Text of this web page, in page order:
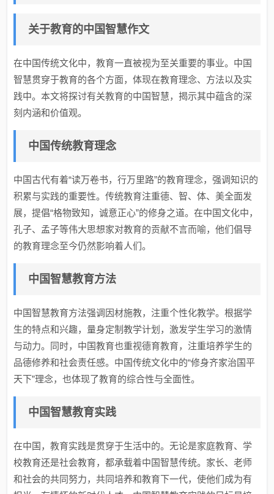
关于教育的中国智慧作文
在中国传统文化中，教育一直被视为至关重要的事业。中国
智慧贯穿于教育的各个方面，体现在教育理念、方法以及实
践中。本文将探讨有关教育的中国智慧，揭示其中蕴含的深
刻内涵和价值观。
中国传统教育理念
中国古代有着“读万卷书，行万里路”的教育理念，强调知识的
积累与实践的重要性。传统教育注重德、智、体、美全面发
展，提倡“格物致知，诚意正心”的修身之道。在中国文化中，
孔子、孟子等伟大思想家对教育的贡献不言而喻，他们倡导
的教育理念至今仍然影响着人们。
中国智慧教育方法
中国智慧教育方法强调因材施教，注重个性化教学。根据学
生的特点和兴趣，量身定制教学计划，激发学生学习的激情
与动力。同时，中国教育也重视德育教育，注重培养学生的
品德修养和社会责任感。中国传统文化中的“修身齐家治国平
天下”理念，也体现了教育的综合性与全面性。
中国智慧教育实践
在中国，教育实践是贯穿于生活中的。无论是家庭教育、学
校教育还是社会教育，都承载着中国智慧传统。家长、老师
和社会的共同努力，共同培养和教育下一代，使他们成为有